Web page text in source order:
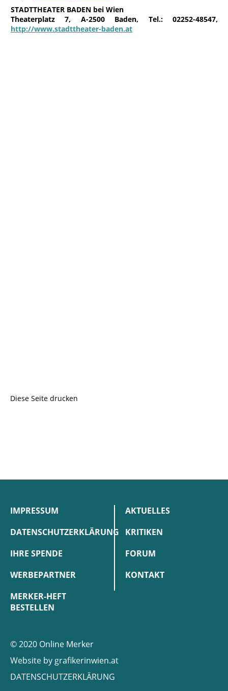
STADTTHEATER BADEN bei Wien
Theaterplatz 7, A-2500 Baden, Tel.: 02252-48547,
http://www.stadttheater-baden.at
Diese Seite drucken
IMPRESSUM
DATENSCHUTZERKLÄRUNG
IHRE SPENDE
WERBEPARTNER
MERKER-HEFT
BESTELLEN
AKTUELLES
KRITIKEN
FORUM
KONTAKT
© 2020 Online Merker
Website by grafikerinwien.at
DATENSCHUTZERKLÄRUNG